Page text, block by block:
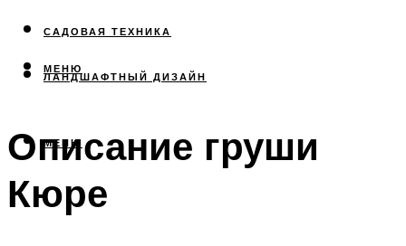
САДОВАЯ ТЕХНИКА
ЛАНДШАФТНЫЙ ДИЗАЙН
МЕНЮ
МЕНЮ
Описание груши
Кюре